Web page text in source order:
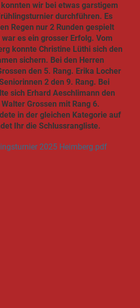
wir bei etwas garstigem
durchführen. Es
Regen nur 2 Runden gespielt
es ein grosser Erfolg. Vom
konnte Christine Lüthi sich den
sichern. Bei den Herren
den 5. Rang. Erika Locher
2 den 9. Rang. Bei
sich Erhard Aeschlimann den
Grossen mit Rang 6.
in der gleichen Kategorie auf
Ihr die Schlussrangliste.
2025 Heimberg.pdf